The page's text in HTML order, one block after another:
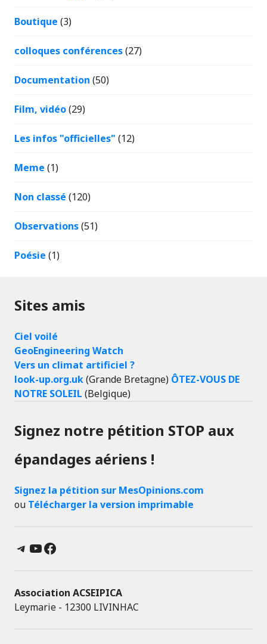
Boutique (3)
colloques conférences(27)
Documentation (50)
Film, vidéo(29)
Les infos "officielles" (12)
Meme (1)
Non classé (120)
Observations(51)
Poésie (1)
Sites amis
Ciel voilé
GeoEngineering Watch
Vers un climat artificiel ?
look-up.org.uk(Grande Bretagne) ÔTEZ-VOUS DE
NOTRE SOLEIL (Belgique)
Signez notre pétition STOP aux
épandages aériens !
Signez la pétition sur MesOpinions.com
ou Télécharger la version imprimable
Telegram
YouTube
Facebook
Association ACSEIPICA
Leymarie - 12300 LIVINHAC